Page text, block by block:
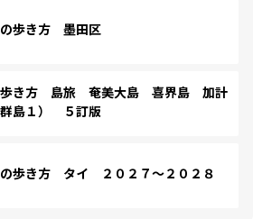
歩き方 墨田区
歩き方 島旅 奄美大島 喜界島 加計
島１） ５訂版
歩き方 タイ ２０２７～２０２８